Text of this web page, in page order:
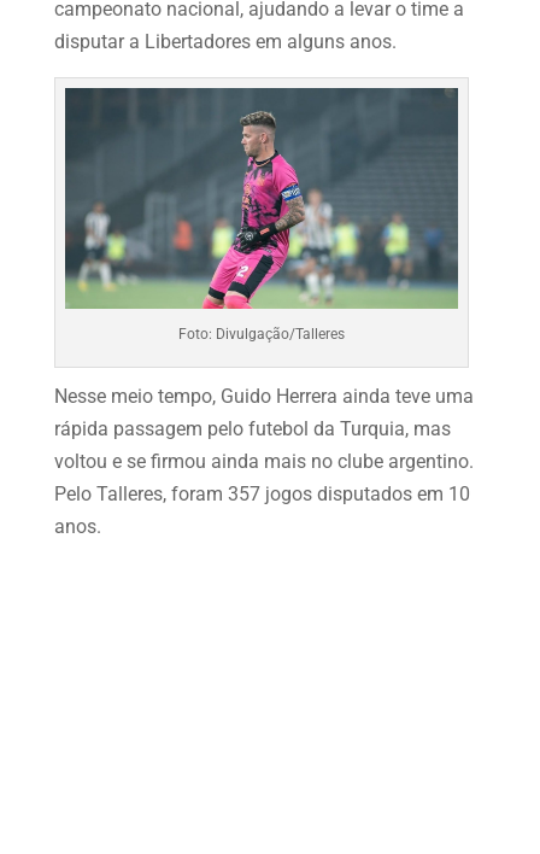
campeonato nacional, ajudando a levar o time a
disputar a Libertadores em alguns anos.
Foto: Divulgação/Talleres
Nesse meio tempo, Guido Herrera ainda teve uma
rápida passagem pelo futebol da Turquia, mas
voltou e se firmou ainda mais no clube argentino.
Pelo Talleres, foram 357 jogos disputados em 10
anos.